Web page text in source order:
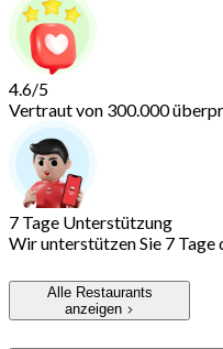
4.6/5
Vertraut von 300.000
7 Tage Unterstützung
Wir unterstützen Sie 7 Tage
Alle Restaurants
anzeigen